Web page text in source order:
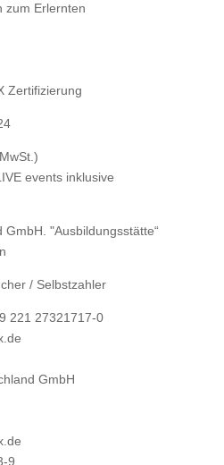
zum Erlernten
Zertifizierung
events inklusive
"Ausbildungsstätte“
/ Selbstzahler
221 27321717-0
GmbH
9